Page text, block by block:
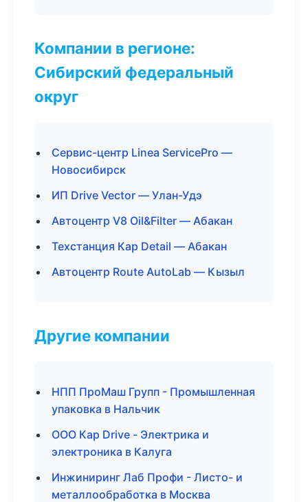
Компании в регионе:
Сибирский федеральный
округ
Сервис-центр Linea ServicePro —
Новосибирск
ИП Drive Vector — Улан-Удэ
Автоцентр V8 Oil&Filter — Абакан
Техстанция Кар Detail — Абакан
Автоцентр Route AutoLab — Кызыл
Другие компании
НПП ПроМаш Групп - Промышленная
упаковка в Нальчик
ООО Кар Drive - Электрика и
электроника в Калуга
Инжиниринг Лаб Профи - Листо- и
металлообработка в Москва